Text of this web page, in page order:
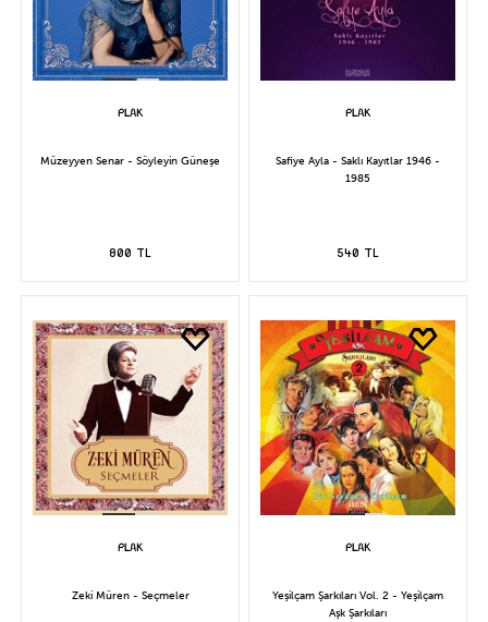
Müzeyyen Senar - Söyleyin Güneşe
800 TL
Safiye Ayla - Saklı Kayıtlar 1946 -
1985
540 TL
Zeki Müren - Seçmeler
Yeşilçam Şarkıları Vol. 2 - Yeşilçam
Aşk Şarkıları